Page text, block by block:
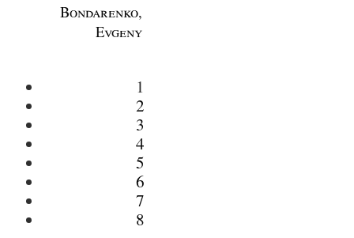
Bondarenko,
Evgeny
1
2
3
4
5
6
7
8